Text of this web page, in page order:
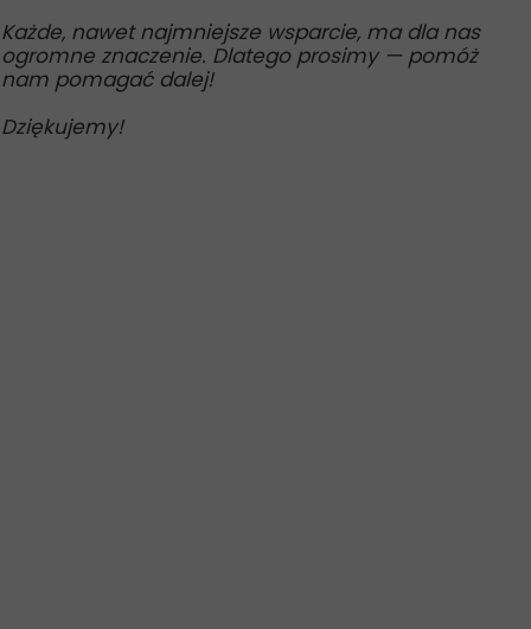
Każde, nawet najmniejsze wsparcie, ma dla nas
ogromne znaczenie. Dlatego prosimy — pomóż
nam pomagać dalej!
Dziękujemy!